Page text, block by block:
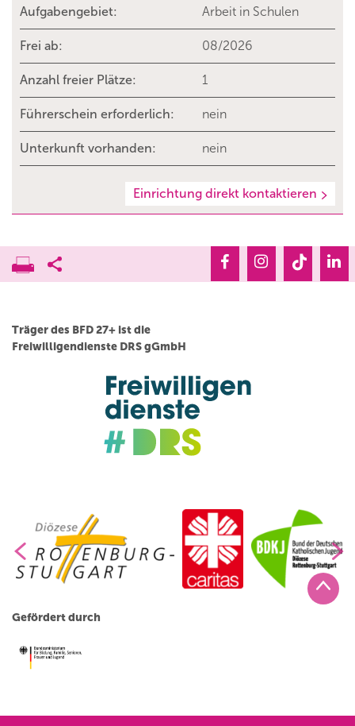
Aufgabengebiet: Arbeit in Schulen
Frei ab: 08/2026
Anzahl freier Plätze: 1
Führerschein erforderlich: nein
Unterkunft vorhanden: nein
Einrichtung direkt kontaktieren
Träger des BFD 27+ ist die
Freiwilligendienste DRS gGmbH
Gefördert durch